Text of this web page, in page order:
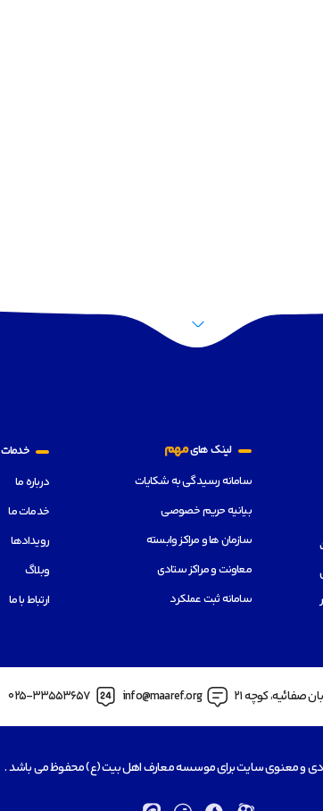
لینک هایمهم
سامانه رسیدگی به شکایات
بیانیه حریم خصوصی
سازمان ها و مراکز وابسته
معاونت و مراکز ستادی
سامانه ثبت عملکرد
خدمات
درباره ما
خدمات ما
رویدادها
وبلاگ
ارتباط با ما
صفائیه، کوچه 21 info@maaref.org
025-33553657
و معنوی سایت برای موسسه معارف اهل بیت (ع) محفوظ می باشد .